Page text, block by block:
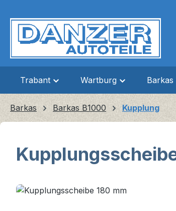
Trabant Wartburg Barkas
Barkas Barkas B1000 Kupplung
Bildergalerie überspringen